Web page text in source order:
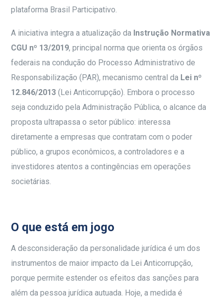
plataforma Brasil Participativo.
A iniciativa integra a atualização da Instrução Normativa
CGU nº 13/2019, principal norma que orienta os órgãos
federais na condução do Processo Administrativo de
Responsabilização (PAR), mecanismo central da Lei nº
12.846/2013 (Lei Anticorrupção). Embora o processo
seja conduzido pela Administração Pública, o alcance da
proposta ultrapassa o setor público: interessa
diretamente a empresas que contratam com o poder
público, a grupos econômicos, a controladores e a
investidores atentos a contingências em operações
societárias.
O que está em jogo
A desconsideração da personalidade jurídica é um dos
instrumentos de maior impacto da Lei Anticorrupção,
porque permite estender os efeitos das sanções para
além da pessoa jurídica autuada. Hoje, a medida é